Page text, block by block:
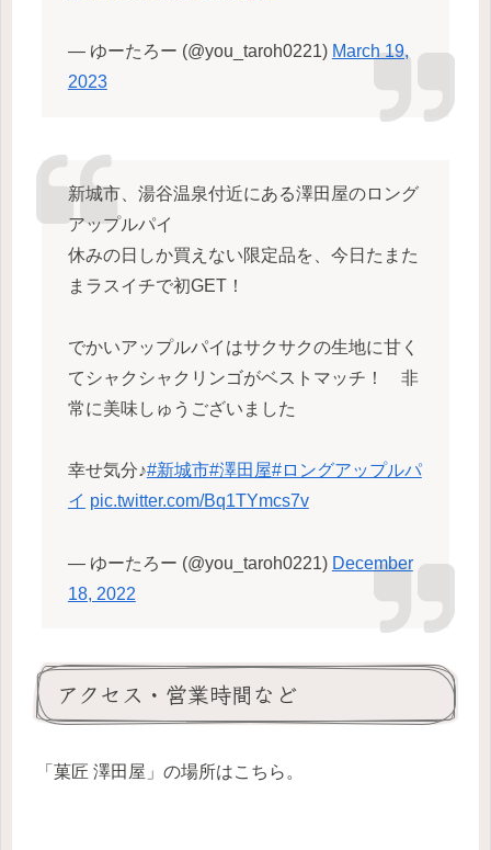
— ゆーたろー (@you_taroh0221) March 19,
2023
新城市、湯谷温泉付近にある澤田屋のロング
アップルパイ
休みの日しか買えない限定品を、今日たまた
まラスイチで初GET！
でかいアップルパイはサクサクの生地に甘く
てシャクシャクリンゴがベストマッチ！ 非
常に美味しゅうございました
幸せ気分♪#新城市#澤田屋#ロングアップルパ
イ pic.twitter.com/Bq1TYmcs7v
— ゆーたろー (@you_taroh0221) December
18, 2022
アクセス・営業時間など
「菓匠 澤田屋」の場所はこちら。